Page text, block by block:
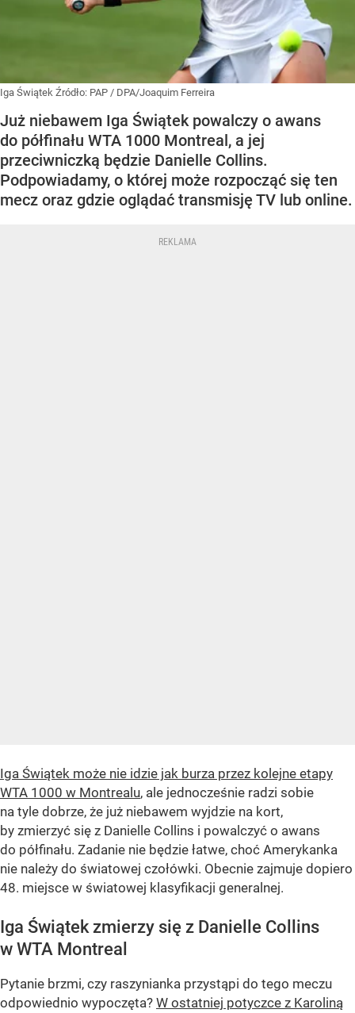
Iga Świątek Źródło: PAP / DPA/Joaquim Ferreira
Już niebawem Iga Świątek powalczy o awans
do półfinału WTA 1000 Montreal, a jej
przeciwniczką będzie Danielle Collins.
Podpowiadamy, o której może rozpocząć się ten
mecz oraz gdzie oglądać transmisję TV lub online.
Iga Świątek może nie idzie jak burza przez kolejne etapy
WTA 1000 w Montrealu, ale jednocześnie radzi sobie
na tyle dobrze, że już niebawem wyjdzie na kort,
by zmierzyć się z Danielle Collins i powalczyć o awans
do półfinału. Zadanie nie będzie łatwe, choć Amerykanka
nie należy do światowej czołówki. Obecnie zajmuje dopiero
48. miejsce w światowej klasyfikacji generalnej.
Iga Świątek zmierzy się z Danielle Collins
w WTA Montreal
Pytanie brzmi, czy raszynianka przystąpi do tego meczu
odpowiednio wypoczęta? W ostatniej potyczce z Karoliną